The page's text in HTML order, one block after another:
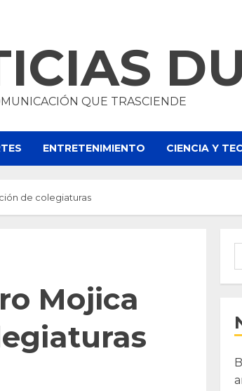
QUE TRASCIENDE
ENTRETENIMIENTO CIENCIA Y
de colegiaturas
Mojica